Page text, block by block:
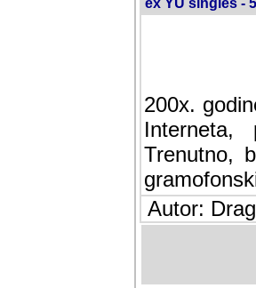
ex YU singles -
200x.
Interneta,
baza
ploca iz ex
Autor: